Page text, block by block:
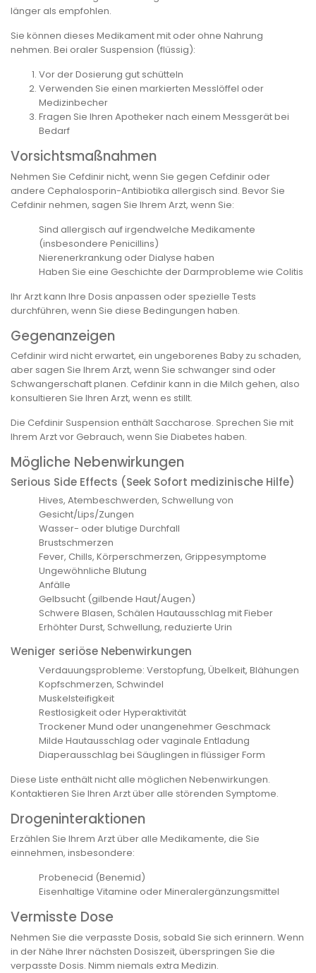
länger als empfohlen.
Sie können dieses Medikament mit oder ohne Nahrung
nehmen. Bei oraler Suspension (flüssig):
Vor der Dosierung gut schütteln
Verwenden Sie einen markierten Messlöffel oder
Medizinbecher
Fragen Sie Ihren Apotheker nach einem Messgerät bei
Bedarf
Vorsichtsmaßnahmen
Nehmen Sie Cefdinir nicht, wenn Sie gegen Cefdinir oder
andere Cephalosporin-Antibiotika allergisch sind. Bevor Sie
Cefdinir nehmen, sagen Sie Ihrem Arzt, wenn Sie:
Sind allergisch auf irgendwelche Medikamente
(insbesondere Penicillins)
Nierenerkrankung oder Dialyse haben
Haben Sie eine Geschichte der Darmprobleme wie Colitis
Ihr Arzt kann Ihre Dosis anpassen oder spezielle Tests
durchführen, wenn Sie diese Bedingungen haben.
Gegenanzeigen
Cefdinir wird nicht erwartet, ein ungeborenes Baby zu schaden,
aber sagen Sie Ihrem Arzt, wenn Sie schwanger sind oder
Schwangerschaft planen. Cefdinir kann in die Milch gehen, also
konsultieren Sie Ihren Arzt, wenn es stillt.
Die Cefdinir Suspension enthält Saccharose. Sprechen Sie mit
Ihrem Arzt vor Gebrauch, wenn Sie Diabetes haben.
Mögliche Nebenwirkungen
Serious Side Effects (Seek Sofort medizinische Hilfe)
Hives, Atembeschwerden, Schwellung von
Gesicht/Lips/Zungen
Wasser- oder blutige Durchfall
Brustschmerzen
Fever, Chills, Körperschmerzen, Grippesymptome
Ungewöhnliche Blutung
Anfälle
Gelbsucht (gilbende Haut/Augen)
Schwere Blasen, Schälen Hautausschlag mit Fieber
Erhöhter Durst, Schwellung, reduzierte Urin
Weniger seriöse Nebenwirkungen
Verdauungsprobleme: Verstopfung, Übelkeit, Blähungen
Kopfschmerzen, Schwindel
Muskelsteifigkeit
Restlosigkeit oder Hyperaktivität
Trockener Mund oder unangenehmer Geschmack
Milde Hautausschlag oder vaginale Entladung
Diaperausschlag bei Säuglingen in flüssiger Form
Diese Liste enthält nicht alle möglichen Nebenwirkungen.
Kontaktieren Sie Ihren Arzt über alle störenden Symptome.
Drogeninteraktionen
Erzählen Sie Ihrem Arzt über alle Medikamente, die Sie
einnehmen, insbesondere:
Probenecid (Benemid)
Eisenhaltige Vitamine oder Mineralergänzungsmittel
Vermisste Dose
Nehmen Sie die verpasste Dosis, sobald Sie sich erinnern. Wenn
in der Nähe Ihrer nächsten Dosiszeit, überspringen Sie die
verpasste Dosis. Nimm niemals extra Medizin.